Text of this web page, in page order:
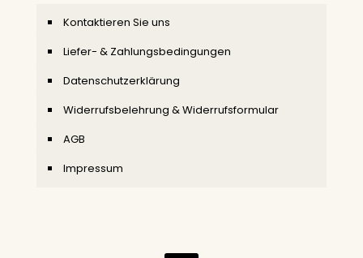
Kontaktieren Sie uns
Liefer- & Zahlungsbedingungen
Datenschutzerklärung
Widerrufsbelehrung & Widerrufsformular
AGB
Impressum